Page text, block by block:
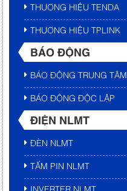
THƯƠNG HIỆU TENDA
THƯƠNG HIỆU TPLINK
BÁO ĐỘNG
BÁO ĐỘNG TRUNG TÂM
BÁO ĐỘNG ĐỘC LẬP
ĐIỆN NLMT
ĐÈN NLMT
TẤM PIN NLMT
INVERTER NLMT